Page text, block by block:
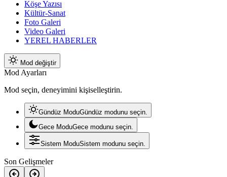
Köşe Yazısı
Kültür-Sanat
Foto Galeri
Video Galeri
YEREL HABERLER
Mod değiştir
Mod Ayarları
Mod seçin, deneyimini kişiselleştirin.
Gündüz ModuGündüz modunu seçin.
Gece ModuGece modunu seçin.
Sistem ModuSistem modunu seçin.
Son Gelişmeler